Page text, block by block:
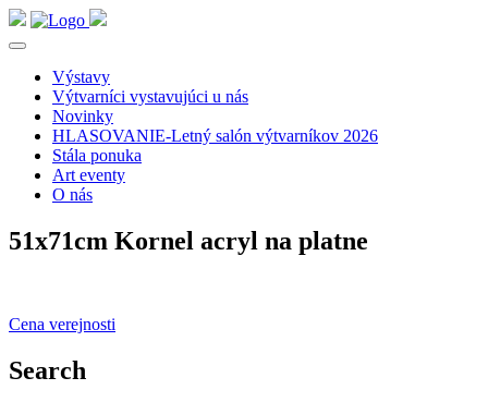
Výstavy
Výtvarníci vystavujúci u nás
Novinky
HLASOVANIE-Letný salón výtvarníkov 2026
Stála ponuka
Art eventy
O nás
51x71cm Kornel acryl na platne
Navigácia
v
článku
Cena verejnosti
Search